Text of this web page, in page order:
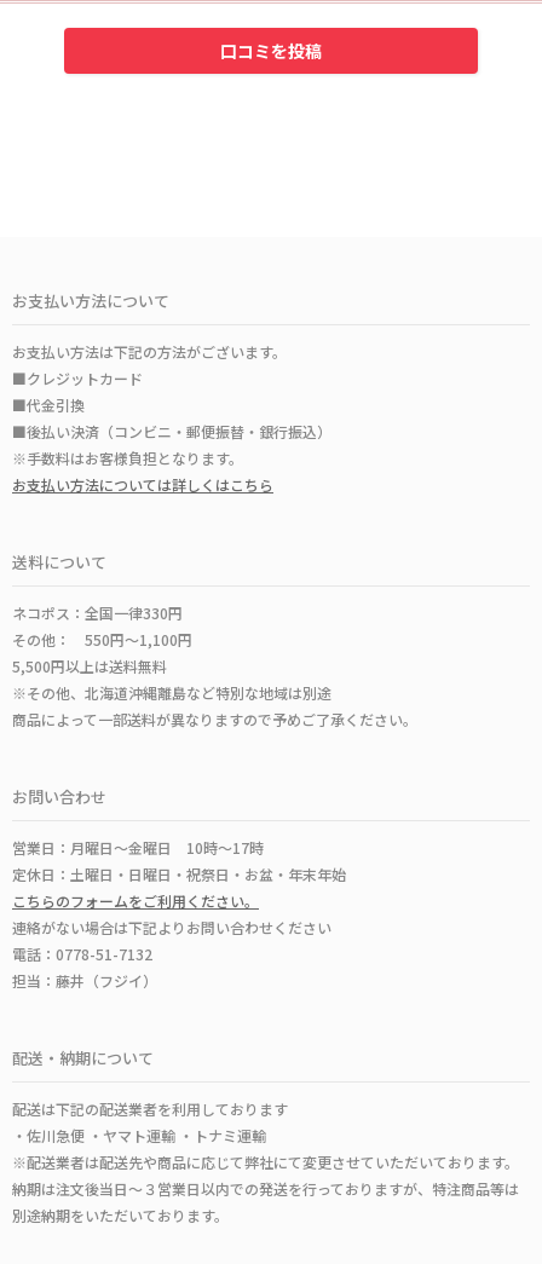
お支払い方法について
お支払い方法は下記の方法がございます。
■クレジットカード
■代金引換
■後払い決済（コンビニ・郵便振替・銀行振込）
※手数料はお客様負担となります。
お支払い方法については詳しくはこちら
送料について
ネコポス：全国一律330円
その他： 550円～1,100円
5,500円以上は送料無料
※その他、北海道沖縄離島など特別な地域は別途
商品によって一部送料が異なりますので予めご了承ください。
お問い合わせ
営業日：月曜日～金曜日 10時～17時
定休日：土曜日・日曜日・祝祭日・お盆・年末年始
こちらのフォームをご利用ください。
連絡がない場合は下記よりお問い合わせください
電話：0778-51-7132
担当：藤井（フジイ）
配送・納期について
配送は下記の配送業者を利用しております
・佐川急便 ・ヤマト運輸 ・トナミ運輸
※配送業者は配送先や商品に応じて弊社にて変更させていただいております。
納期は注文後当日～３営業日以内での発送を行っておりますが、特注商品等は
別途納期をいただいております。